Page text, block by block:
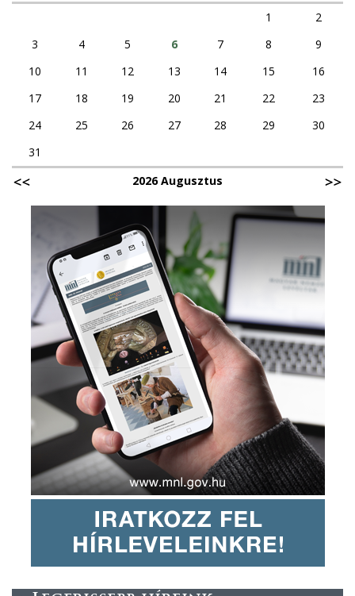
1
2
3
4 5 6 7 8
9
10
11 12 13 14 15
16
17
18 19 20 21 22
23
24
25 26 27 28 29
30
31
2026 Augusztus